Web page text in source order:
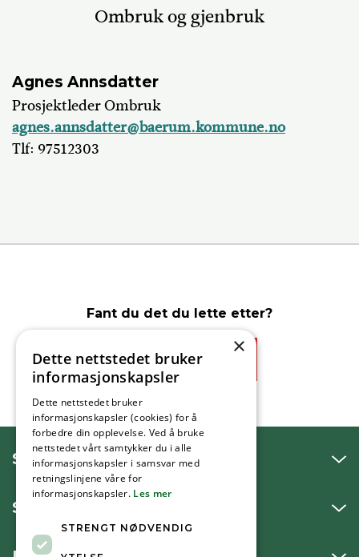
Ombruk og gjenbruk
Agnes Annsdatter
Prosjektleder Ombruk
agnes.annsdatter@baerum.kommune.no
Tlf: 97512303
Fant du det du lette etter?
Ja
SNAKK MED OSS
SKRIV TIL OSS
×
Dette nettstedet bruker
informasjonskapsler
Dette nettstedet bruker
informasjonskapsler (cookies) for å
forbedre din opplevelse. Ved å bruke
nettstedet vårt samtykker du i alle
informasjonskapsler i samsvar med
retningslinjene våre for
informasjonskapsler. Les mer
STRENGT NØDVENDIG